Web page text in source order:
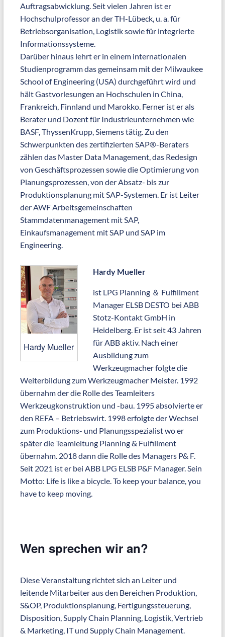
Auftragsabwicklung. Seit vielen Jahren ist er
Hochschulprofessor an der TH-Lübeck, u. a. für
Betriebsorganisation, Logistik sowie für integrierte
Informationssysteme.
Darüber hinaus lehrt er in einem internationalen
Studienprogramm das gemeinsam mit der Milwaukee
School of Engineering (USA) durchgeführt wird und
hält Gastvorlesungen an Hochschulen in China,
Frankreich, Finnland und Marokko. Ferner ist er als
Berater und Dozent für Industrieunternehmen wie
BASF, ThyssenKrupp, Siemens tätig. Zu den
Schwerpunkten des zertifizierten SAP®-Beraters
zählen das Master Data Management, das Redesign
von Geschäftsprozessen sowie die Optimierung von
Planungsprozessen, von der Absatz- bis zur
Produktionsplanung mit SAP-Systemen. Er ist Leiter
der AWF Arbeitsgemeinschaften
Stammdatenmanagement mit SAP,
Einkaufsmanagement mit SAP und SAP im
Engineering.
Hardy Mueller
Hardy Mueller
ist LPG Planning ＆ Fulfillment
Manager ELSB DESTO bei ABB
Stotz-Kontakt GmbH in
Heidelberg. Er ist seit 43 Jahren
für ABB aktiv. Nach einer
Ausbildung zum
Werkzeugmacher folgte die
Weiterbildung zum Werkzeugmacher Meister. 1992
übernahm der die Rolle des Teamleiters
Werkzeugkonstruktion und -bau. 1995 absolvierte er
den REFA – Betriebswirt. 1998 erfolgte der Wechsel
zum Produktions- und Planungsspezialist wo er
später die Teamleitung Planning & Fulfillment
übernahm. 2018 dann die Rolle des Managers P& F.
Seit 2021 ist er bei ABB LPG ELSB P&F Manager. Sein
Motto: Life is like a bicycle. To keep your balance, you
have to keep moving.
Wen sprechen wir an?
Diese Veranstaltung richtet sich an Leiter und
leitende Mitarbeiter aus den Bereichen Produktion,
S&OP, Produktionsplanung, Fertigungssteuerung,
Disposition, Supply Chain Planning, Logistik, Vertrieb
& Marketing, IT und Supply Chain Management.